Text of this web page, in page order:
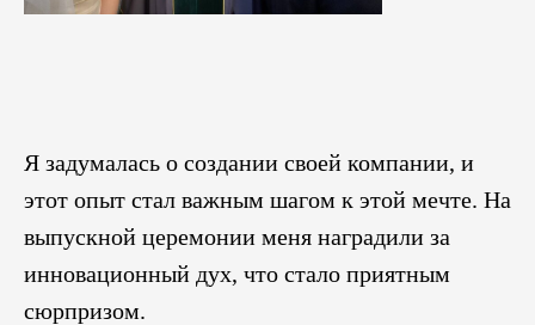
Я задумалась о создании своей компании, и
этот опыт стал важным шагом к этой мечте. На
выпускной церемонии меня наградили за
инновационный дух, что стало приятным
сюрпризом.